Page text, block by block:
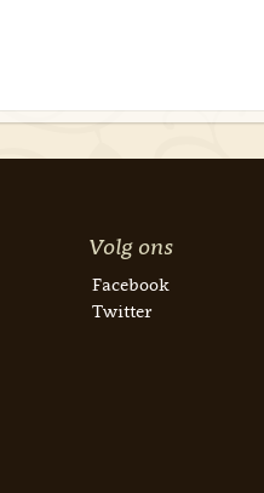
Volg ons
Facebook
Twitter